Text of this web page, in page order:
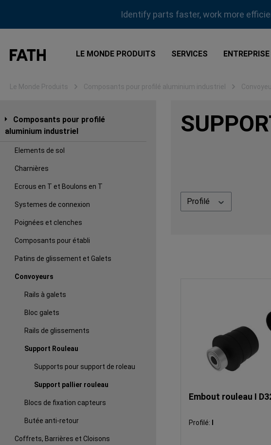
Passer à la navigation principaleIdentify parts faster, work more
LE MONDE PRODUITS SERVICES ENTREPRISE
Le Monde Produits Composants pour profilé aluminium industriel
Composants pour profilé
aluminium industriel
Elements de sol
Charnières
Ecrous en T et Boulons en T
Systemes de connexion
Poignées et clenches
Composants pour établi
Patins de glissement et Galets
Convoyeurs
Rails à galets
Bloc galets
Rails de glissements
Support Rouleau
Supports pour support de roleau
Support pallier rouleau
Blocs de fixation capteurs
Butée anti-retour
Coffrets, Barrières et Cloisons
Profilé
Embout rouleau I
Profilé: